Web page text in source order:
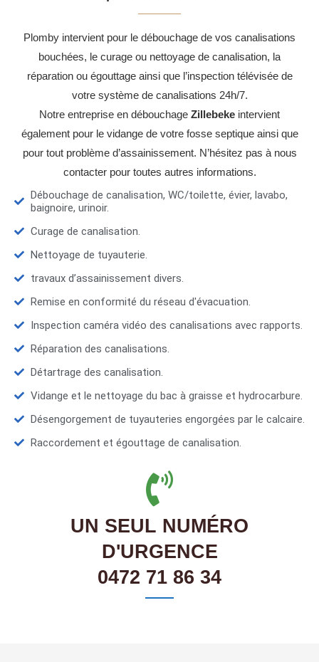
Plomby intervient pour le débouchage de vos canalisations
bouchées, le curage ou nettoyage de canalisation, la
réparation ou égouttage ainsi que l’inspection télévisée de
votre système de canalisations 24h/7.
Notre entreprise en débouchage Zillebeke intervient
également pour le vidange de votre fosse septique ainsi que
pour tout problème d’assainissement. N’hésitez pas à nous
contacter pour toutes autres informations.
Débouchage de canalisation, WC/toilette, évier, lavabo,
baignoire, urinoir.
Curage de canalisation.
Nettoyage de tuyauterie.
travaux d’assainissement divers.
Remise en conformité du réseau d'évacuation.
Inspection caméra vidéo des canalisations avec rapports.
Réparation des canalisations.
Détartrage des canalisation.
Vidange et le nettoyage du bac à graisse et hydrocarbure.
Désengorgement de tuyauteries engorgées par le calcaire.
Raccordement et égouttage de canalisation.
UN SEUL NUMÉRO
D'URGENCE
0472 71 86 34